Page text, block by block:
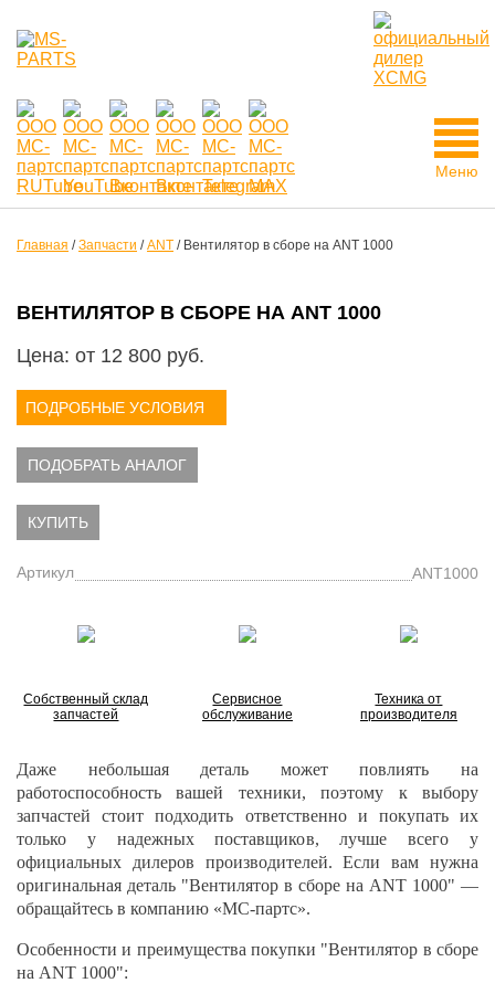
Меню
Главная /Запчасти /ANT / Вентилятор в сборе на ANT 1000
ВЕНТИЛЯТОР В СБОРЕ НА ANT 1000
Цена: от 12 800 руб.
ПОДРОБНЫЕ УСЛОВИЯ
ПОДОБРАТЬ АНАЛОГ
КУПИТЬ
Артикул ANT1000
Собственный склад
запчастей
Сервисное
обслуживание
Техника от
производителя
Даже небольшая деталь может повлиять на
работоспособность вашей техники, поэтому к выбору
запчастей стоит подходить ответственно и покупать их
только у надежных поставщиков, лучше всего у
официальных дилеров производителей. Если вам нужна
оригинальная деталь "Вентилятор в сборе на ANT 1000" —
обращайтесь в компанию «МС-партс».
Особенности и преимущества покупки "Вентилятор в сборе
на ANT 1000":